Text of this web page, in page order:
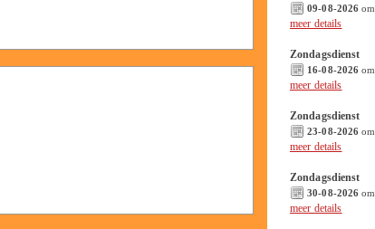
09-08-2026 om
meer details
Zondagsdienst
16-08-2026 om
meer details
Zondagsdienst
23-08-2026 om
meer details
Zondagsdienst
30-08-2026 om
meer details